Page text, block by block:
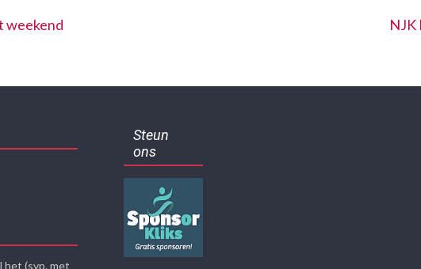
weekend NJK
het (svp. met
Steun
ons